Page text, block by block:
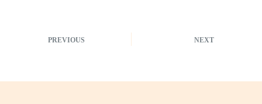
PREVIOUS NEXT